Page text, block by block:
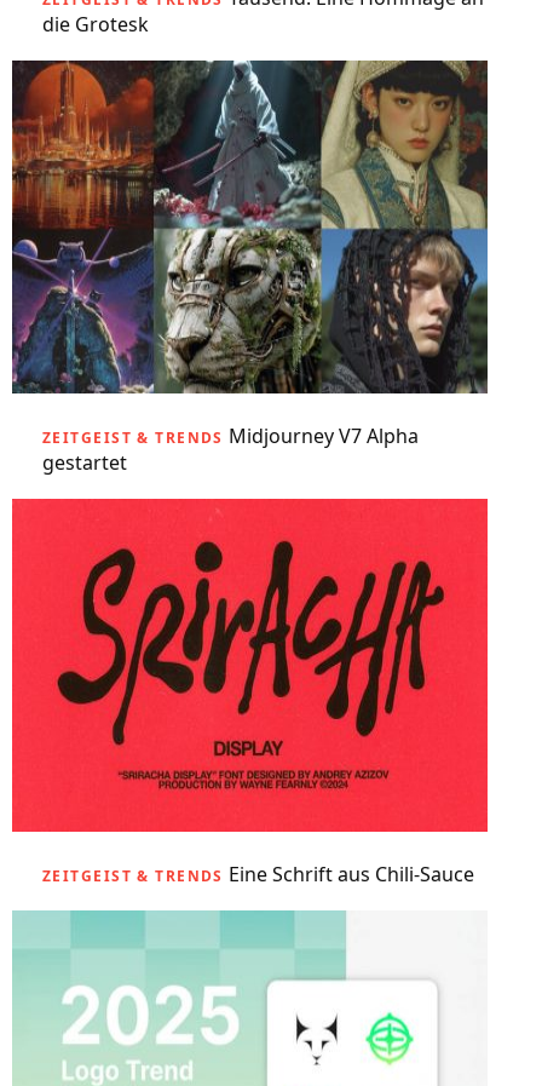
die Grotesk
ZEITGEIST & TRENDS Midjourney V7 Alpha
gestartet
ZEITGEIST & TRENDS Eine Schrift aus Chili-Sauce